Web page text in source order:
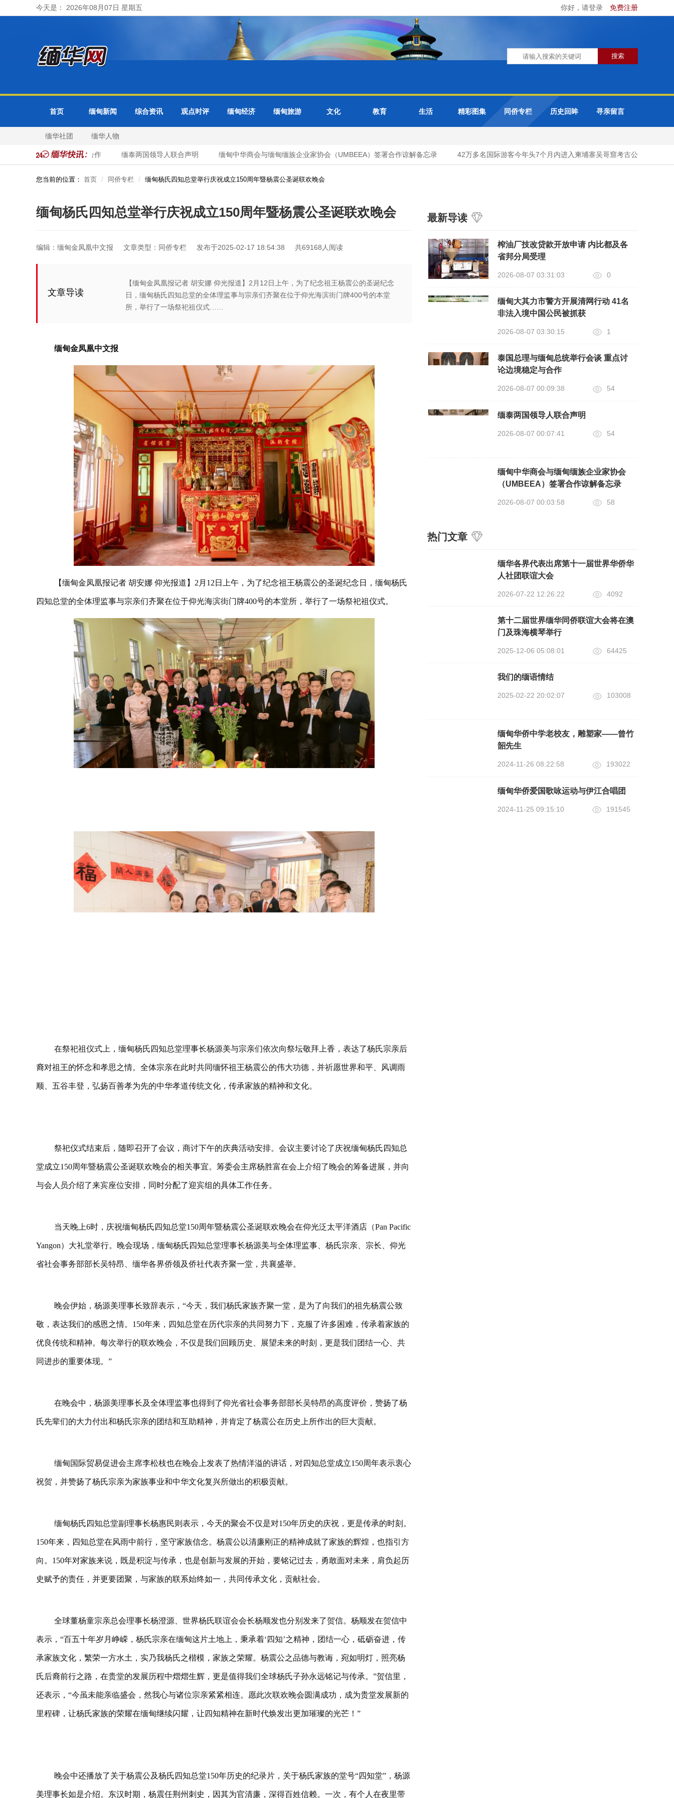
今天是： 2026年08月07日 星期五 你好，请登录 免费注册
首页 缅甸新闻 综合资讯 观点时评 缅甸经济 缅甸旅游 文化 教育 生活 精彩图集 同侨专栏 历史回眸 寻亲留言
缅华社团 缅华人物
谈 重点讨论边境稳定与合作 缅泰两国领导人联合声明 缅甸中华商会与缅甸缅族企业家协会（UMBEEA）签署合作谅解备忘录 42万多名国际游客今年头7个月内进入柬埔寨吴哥窟考古公园
您当前的位置： 首页 同侨专栏 缅甸杨氏四知总堂举行庆祝成立150周年暨杨震公圣诞联欢晚会
缅甸杨氏四知总堂举行庆祝成立150周年暨杨震公圣诞联欢晚会
编辑：缅甸金凤凰中文报 文章类型：同侨专栏 发布于2025-02-17 18:54:38 共69168人阅读
文章导读
【缅甸金凤凰报记者 胡安娜 仰光报道】2月12日上午，为了纪念祖王杨震公的圣诞纪念
日，缅甸杨氏四知总堂的全体理监事与宗亲们齐聚在位于仰光海滨街门牌400号的本堂
所，举行了一场祭祀祖仪式……
缅甸金凤凰中文报
【缅甸金凤凰报记者 胡安娜 仰光报道】2月12日上午，为了纪念祖王杨震公的圣诞纪念日，缅甸杨氏
四知总堂的全体理监事与宗亲们齐聚在位于仰光海滨街门牌400号的本堂所，举行了一场祭祀祖仪式。
在祭祀祖仪式上，缅甸杨氏四知总堂理事长杨源美与宗亲们依次向祭坛敬拜上香，表达了杨氏宗亲后
裔对祖王的怀念和孝思之情。全体宗亲在此时共同缅怀祖王杨震公的伟大功德，并祈愿世界和平、风调雨
顺、五谷丰登，弘扬百善孝为先的中华孝道传统文化，传承家族的精神和文化。
祭祀仪式结束后，随即召开了会议，商讨下午的庆典活动安排。会议主要讨论了庆祝缅甸杨氏四知总
堂成立150周年暨杨震公圣诞联欢晚会的相关事宜。筹委会主席杨胜富在会上介绍了晚会的筹备进展，并向
与会人员介绍了来宾座位安排，同时分配了迎宾组的具体工作任务。
当天晚上6时，庆祝缅甸杨氏四知总堂150周年暨杨震公圣诞联欢晚会在仰光泛太平洋酒店（Pan Pacific
Yangon）大礼堂举行。晚会现场，缅甸杨氏四知总堂理事长杨源美与全体理监事、杨氏宗亲、宗长、仰光
省社会事务部部长吴特昂、缅华各界侨领及侨社代表齐聚一堂，共襄盛举。
晚会伊始，杨源美理事长致辞表示，“今天，我们杨氏家族齐聚一堂，是为了向我们的祖先杨震公致
敬，表达我们的感恩之情。150年来，四知总堂在历代宗亲的共同努力下，克服了许多困难，传承着家族的
优良传统和精神。每次举行的联欢晚会，不仅是我们回顾历史、展望未来的时刻，更是我们团结一心、共
同进步的重要体现。”
在晚会中，杨源美理事长及全体理监事也得到了仰光省社会事务部部长吴特昂的高度评价，赞扬了杨
氏先辈们的大力付出和杨氏宗亲的团结和互助精神，并肯定了杨震公在历史上所作出的巨大贡献。
缅甸国际贸易促进会主席李松枝也在晚会上发表了热情洋溢的讲话，对四知总堂成立150周年表示衷心
祝贺，并赞扬了杨氏宗亲为家族事业和中华文化复兴所做出的积极贡献。
缅甸杨氏四知总堂副理事长杨惠民则表示，今天的聚会不仅是对150年历史的庆祝，更是传承的时刻。
150年来，四知总堂在风雨中前行，坚守家族信念。杨震公以清廉刚正的精神成就了家族的辉煌，也指引方
向。150年对家族来说，既是积淀与传承，也是创新与发展的开始，要铭记过去，勇敢面对未来，肩负起历
史赋予的责任，并更要团聚，与家族的联系始终如一，共同传承文化，贡献社会。
全球董杨童宗亲总会理事长杨澄源、世界杨氏联谊会会长杨顺发也分别发来了贺信。杨顺发在贺信中
表示，“百五十年岁月峥嵘，杨氏宗亲在缅甸这片土地上，秉承着‘四知’之精神，团结一心，砥砺奋进，传
承家族文化，繁荣一方水土，实乃我杨氏之楷模，家族之荣耀。杨震公之品德与教诲，宛如明灯，照亮杨
氏后裔前行之路，在贵堂的发展历程中熠熠生辉，更是值得我们全球杨氏子孙永远铭记与传承。”贺信里，
还表示，“今虽未能亲临盛会，然我心与诸位宗亲紧紧相连。愿此次联欢晚会圆满成功，成为贵堂发展新的
里程碑，让杨氏家族的荣耀在缅甸继续闪耀，让四知精神在新时代焕发出更加璀璨的光芒！”
晚会中还播放了关于杨震公及杨氏四知总堂150年历史的纪录片，关于杨氏家族的堂号“四知堂”，杨源
美理事长如是介绍。东汉时期，杨震任荆州刺史，因其为官清廉，深得百姓信赖。一次，有个人在夜里带
最新导读
榨油厂技改贷款开放申请 内比都及各
省邦分局受理
2026-08-07 03:31:03 0
缅甸大其力市警方开展清网行动 41名
非法入境中国公民被抓获
2026-08-07 03:30:15 1
泰国总理与缅甸总统举行会谈 重点讨
论边境稳定与合作
2026-08-07 00:09:38 54
缅泰两国领导人联合声明
2026-08-07 00:07:41 54
缅甸中华商会与缅甸缅族企业家协会
（UMBEEA）签署合作谅解备忘录
2026-08-07 00:03:58 58
热门文章
缅华各界代表出席第十一届世界华侨华
人社团联谊大会
2026-07-22 12:26:22 4092
第十二届世界缅华同侨联谊大会将在澳
门及珠海横琴举行
2025-12-06 05:08:01 64425
我们的缅语情结
2025-02-22 20:02:07 103008
缅甸华侨中学老校友，雕塑家——曾竹
韶先生
2024-11-26 08:22:58 193022
缅甸华侨爱国歌咏运动与伊江合唱团
2024-11-25 09:15:10 191545